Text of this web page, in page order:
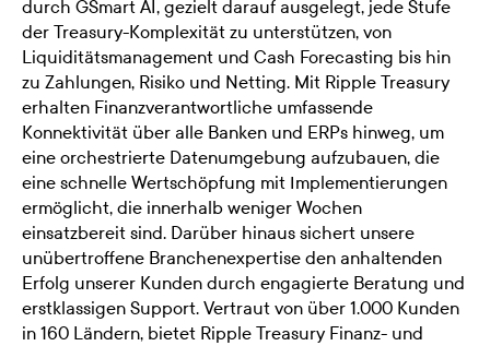
durch GSmart AI, gezielt darauf ausgelegt, jede Stufe
der Treasury-Komplexität zu unterstützen, von
Liquiditätsmanagement und Cash Forecasting bis hin
zu Zahlungen, Risiko und Netting. Mit Ripple Treasury
erhalten Finanzverantwortliche umfassende
Konnektivität über alle Banken und ERPs hinweg, um
eine orchestrierte Datenumgebung aufzubauen, die
eine schnelle Wertschöpfung mit Implementierungen
ermöglicht, die innerhalb weniger Wochen
einsatzbereit sind. Darüber hinaus sichert unsere
unübertroffene Branchenexpertise den anhaltenden
Erfolg unserer Kunden durch engagierte Beratung und
erstklassigen Support. Vertraut von über 1.000 Kunden
in 160 Ländern, bietet Ripple Treasury Finanz- und